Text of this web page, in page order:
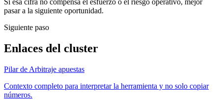
Si esa cifra no compensa el esfuerzo o el riesgo operativo, mejor
pasar a la siguiente oportunidad.
Siguiente paso
Enlaces del cluster
Pilar de Arbitraje apuestas
Contexto completo para interpretar la herramienta y no solo copiar
números.